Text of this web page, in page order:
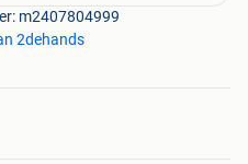
m2407804999
2dehands